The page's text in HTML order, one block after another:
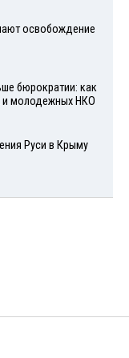
освобождение
бюрократии: как
и молодежных НКО
Руси в Крыму